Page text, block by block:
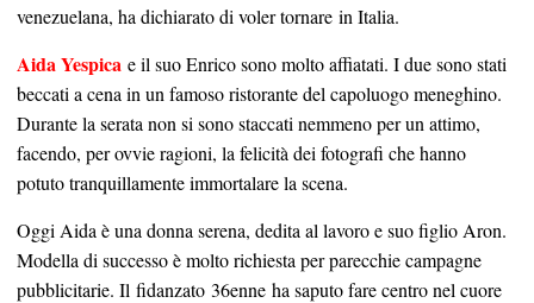
venezuelana, ha dichiarato di voler tornare in Italia.
Aida Yespica e il suo Enrico sono molto affiatati. I due sono stati
beccati a cena in un famoso ristorante del capoluogo meneghino.
Durante la serata non si sono staccati nemmeno per un attimo,
facendo, per ovvie ragioni, la felicità dei fotografi che hanno
potuto tranquillamente immortalare la scena.
Oggi Aida è una donna serena, dedita al lavoro e suo figlio Aron.
Modella di successo è molto richiesta per parecchie campagne
pubblicitarie. Il fidanzato 36enne ha saputo fare centro nel cuore